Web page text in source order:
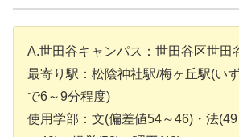
A.世田谷キャンパス：世田谷区世田
最寄り駅：松陰神社駅/梅ヶ丘駅(い
で6～9分程度)
使用学部：文(偏差値54～46)・法